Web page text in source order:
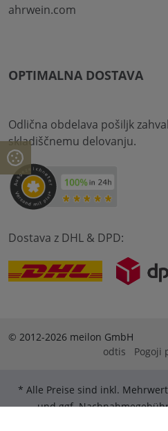
ahrwein.com
OPTIMALNA DOSTAVA
Odlična obdelava pošiljk
skladiščnemu delovanju.
Dostava z DHL & DPD:
© 2012-2026 meilon GmbH
odtis
Pogoji
* Alle Preise sind inkl.
und ggf.